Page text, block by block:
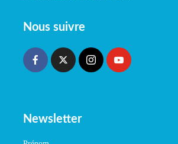
Nous suivre
Newsletter